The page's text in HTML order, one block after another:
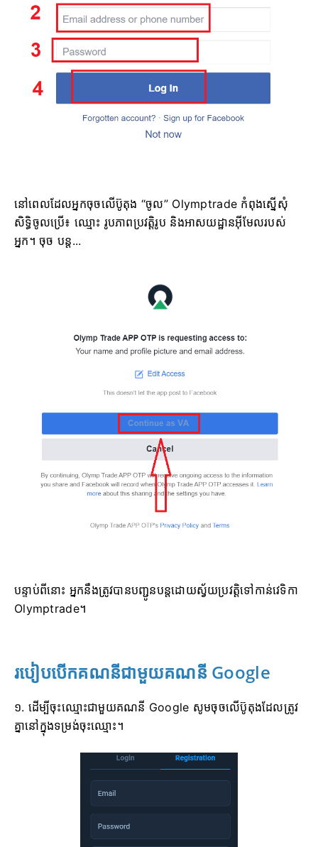
នៅពេលដែលអ្នកចុចលើប៊ូតុង “ចូល” Olymptrade កំពុងស្នើសុំ
សិទ្ធិចូលប្រើ៖ ឈ្មោះ រូបភាពប្រវត្តិរូប និងអាសយដ្ឋានអ៊ីមែលរបស់
អ្នក។ ចុច បន្ត...
បន្ទាប់ពីនោះ អ្នកនឹងត្រូវបានបញ្ជូនបន្តដោយស្វ័យប្រវត្តិទៅកាន់វេទិកា
Olymptrade។
របៀបបើកគណនីជាមួយគណនី Google
១. ដើម្បីចុះឈ្មោះជាមួយគណនី Google សូមចុចលើប៊ូតុងដែលត្រូវ
គ្នានៅក្នុងទម្រង់ចុះឈ្មោះ។